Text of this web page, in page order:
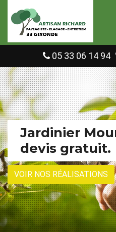
05 33 06 14 94
Jardinier
devis gratuit.
VOIR NOS RÉALISATIONS